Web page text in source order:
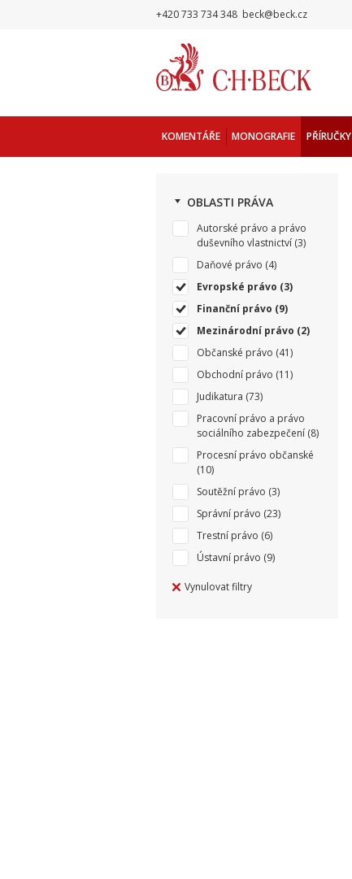
+420 733 734 348 beck@beck.cz
KOMENTÁŘE MONOGRAFIE PŘÍRUČKY
OBLASTI PRÁVA
Autorské právo a právo
duševního vlastnictví (3)
Daňové právo (4)
Evropské právo (3)
Finanční právo (9)
Mezinárodní právo (2)
Občanské právo (41)
Obchodní právo (11)
Judikatura (73)
Pracovní právo a právo
sociálního zabezpečení (8)
Procesní právo občanské
(10)
Soutěžní právo (3)
Správní právo (23)
Trestní právo (6)
Ústavní právo (9)
Vynulovat filtry